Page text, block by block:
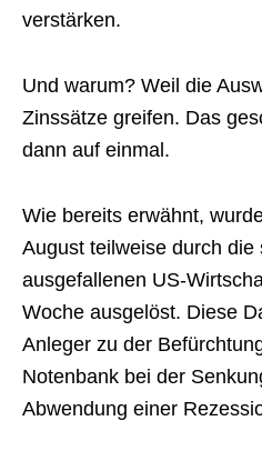
verstärken.
Und warum? Weil die
Zinssätze greifen. Das
dann auf einmal.
Wie bereits erwähnt,
August teilweise durch
ausgefallenen US-
Woche ausgelöst. Diese
Anleger zu der
Notenbank bei der
Abwendung einer